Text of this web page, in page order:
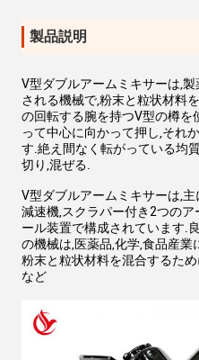
製品説明
V型ダブルアームミキサーは,
される機械で,粉末と粒状材料
の回転する腕を持つV型の樽を
って中心に向かって押し,それ
す.絶え間なく転がっている均
切り,混ぜる.
V型ダブルアームミキサーは,
減速機,スクラパー付き2つの
ール装置で構成されています.
の機械は,医薬品,化学,食品産
粉末と粒状材料を混合するた
など